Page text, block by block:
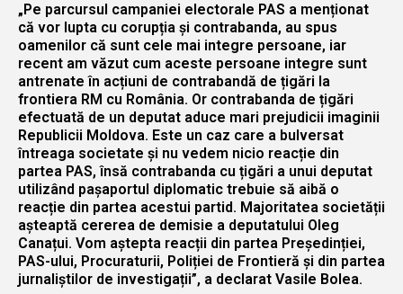
„Pe parcursul campaniei electorale PAS a menționat
că vor lupta cu corupția și contrabanda, au spus
oamenilor că sunt cele mai integre persoane, iar
recent am văzut cum aceste persoane integre sunt
antrenate în acțiuni de contrabandă de țigări la
frontiera RM cu România. Or contrabanda de țigări
efectuată de un deputat aduce mari prejudicii imaginii
Republicii Moldova. Este un caz care a bulversat
întreaga societate și nu vedem nicio reacție din
partea PAS, însă contrabanda cu țigări a unui deputat
utilizând pașaportul diplomatic trebuie să aibă o
reacție din partea acestui partid. Majoritatea societății
așteaptă cererea de demisie a deputatului Oleg
Canațui. Vom aștepta reacții din partea Președinției,
PAS-ului, Procuraturii, Poliției de Frontieră și din partea
jurnaliștilor de investigații”, a declarat Vasile Bolea.